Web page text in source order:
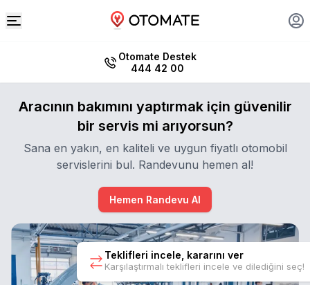
Otomate Destek
444 42 00
Aracının bakımını yaptırmak için güvenilir
bir servis mi arıyorsun?
Sana en yakın, en kaliteli ve uygun fiyatlı otomobil
servislerini bul. Randevunu hemen al!
Hemen Randevu Al
Teklifleri incele, kararını ver
Karşılaştırmalı teklifleri incele ve dilediğini seç!